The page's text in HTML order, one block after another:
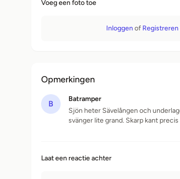
Voeg een foto toe
Inloggen of Registreren
Opmerkingen
B
Batramper
Sjön heter Sävelången och
svänger lite grand. Skarp kant
Laat een reactie achter